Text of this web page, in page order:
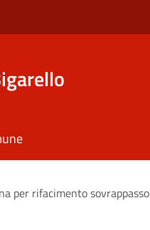
per rifacimento sovrappasso